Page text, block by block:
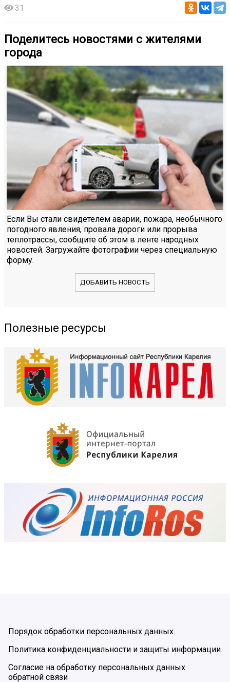
31
Поделитесь новостями с жителями
города
Если Вы стали свидетелем аварии, пожара, необычного
погодного явления, провала дороги или прорыва
теплотрассы, сообщите об этом в ленте народных
новостей. Загружайте фотографии через специальную
форму.
ДОБАВИТЬ НОВОСТЬ
Полезные ресурсы
Порядок обработки персональных данных
Политика конфиденциальности и защиты информации
Согласие на обработку персональных данных
обратной связи